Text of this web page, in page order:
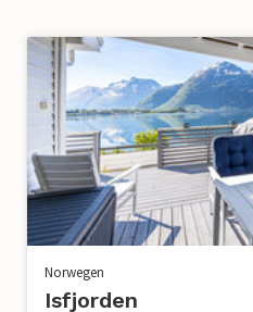
Norwegen
Isfjorden